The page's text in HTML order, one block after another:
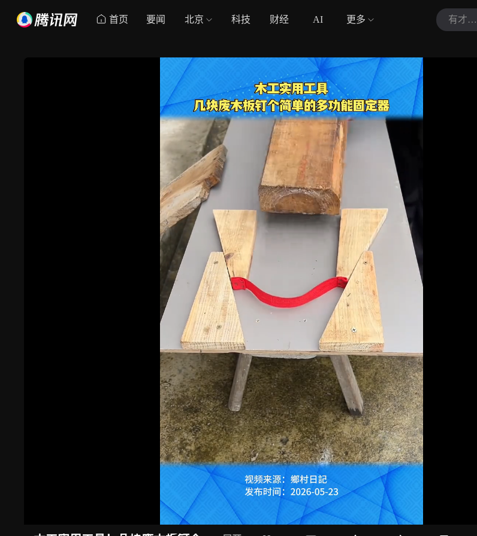
首页 要闻 北京 科技 财经 AI 更多 有才说楼市